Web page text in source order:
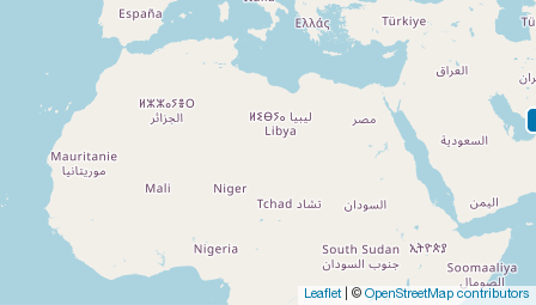
Leaflet| © OpenStreetMap contributors